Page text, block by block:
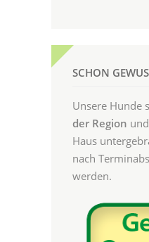
SCHON
Unsere Hunde
der Region
Haus
nach
werden.